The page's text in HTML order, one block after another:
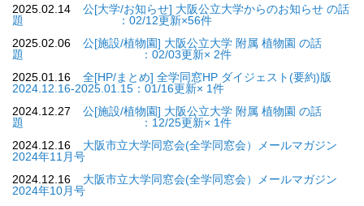
2025.02.14
公[大学/お知らせ] 大阪公立大学からのお知らせ の話
題 ：02/12更新×56件
2025.02.06
公[施設/植物園] 大阪公立大学 附属 植物園 の話
題 ：02/03更新× 2件
2025.01.16
全[HP/まとめ] 全学同窓HP ダイジェスト(要約)版
2024.12.16-2025.01.15：01/16更新× 1件
2024.12.27
公[施設/植物園] 大阪公立大学 附属 植物園 の話
題 ：12/25更新× 1件
2024.12.16
大阪市立大学同窓会(全学同窓会）メールマガジン
2024年11月号
2024.12.16
大阪市立大学同窓会(全学同窓会）メールマガジン
2024年10月号